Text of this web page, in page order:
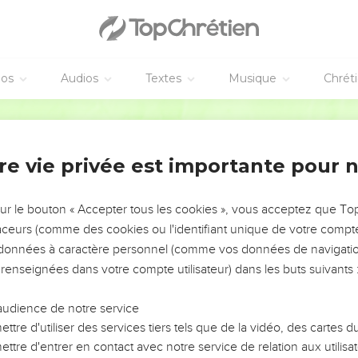
Audios Textes Musique
eux, Meshullam, fils de Bérékia, a travaillé en face de sa
a travaillé jusqu'à la maison des serviteurs du temple et
ont travaillé entre la chambre à l'étage qui se trouve
que nous étions en train de reconstruire la muraille, il
moqué des Juifs
et devant les soldats de Samarie : « Que font donc ces
des sacrifices ? Vont-ils finir leur tâche dans la journée ?
tas de poussière et réduites en cendres ? »
à côté de lui. Il a dit : « Qu’ils construisent seulement leur
quel mépris on nous traite ! Fais retomber leurs insultes sur
!
vie privée est importante pour
le bouton « Accepter tous les cookies », vous acceptez que
(comme des cookies ou l'identifiant unique de votre
à caractère personnel (comme vos données de
dans votre compte utilisateur) dans les buts suivants :
de notre service
d'utiliser des services tiers tels que de la vidéo, des cartes
d'entrer en contact avec notre service de relation aux